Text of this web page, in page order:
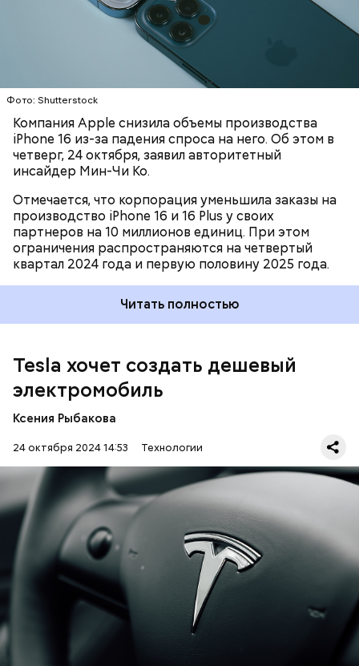
Фото: Shutterstock
Компания Apple снизила объемы производства
iPhone 16 из-за падения спроса на него. Об этом в
четверг, 24 октября, заявил авторитетный
инсайдер Мин-Чи Ко.
Отмечается, что корпорация уменьшила заказы на
производство iPhone 16 и 16 Plus у своих
партнеров на 10 миллионов единиц. При этом
ограничения распространяются на четвертый
квартал 2024 года и первую половину 2025 года.
Читать полностью
ПРОИЗВОДСТВО IPHONE APPLE
Tesla хочет создать дешевый
электромобиль
Ксения Рыбакова
24 октября 2024 14:53 Технологии
Отмечается, что самый дешевый электрокар Tesla в
США стоит 42 490 долларов, что эквивалентно
примерно четырем миллионам рублей. Стоимость
моделей 2024 года начинается с 63 тысяч долларов
— шесть миллионов рублей. При этом цена не
включает в себя государственные субсидии,
Engadget
Компания Tesla рассказала, что стоимость нового
что эквивалентно 2,9 миллиона рублей. По словам
основателя компании Илона Маска, с
распространением роботов люди начнут жить в
Илон Маск недавно официально презентовал
новых гуманоидных роботов Optimus от Tesla.
Робот способен выполнять многие бытовые дела, в
том числе мыть грязную посуду и убирать вещи.
Отдельно отмечается его способность
своему владельцу алкоголь
АВТОМОБИЛИ ПРОИЗВОДСТВО TESLA